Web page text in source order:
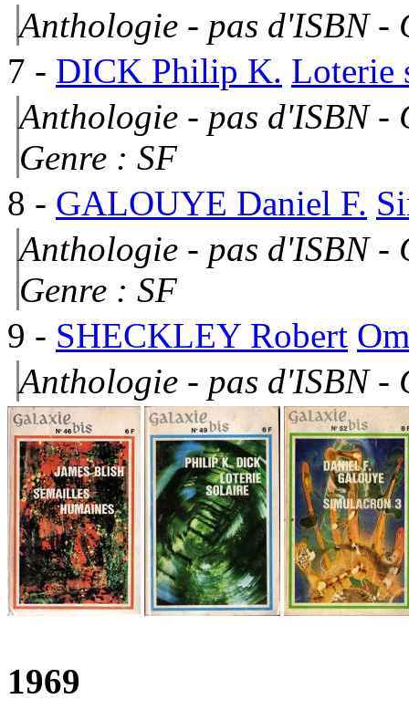
Anthologie - pas d'ISBN -
7 - DICK Philip K. Loterie
Anthologie - pas d'ISBN -
Genre : SF
8 - GALOUYE Daniel F.
Anthologie - pas d'ISBN -
Genre : SF
9 - SHECKLEY Robert
Anthologie - pas d'ISBN -
1969